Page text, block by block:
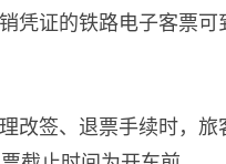
凭证的铁路电子客票
改签、退票手续时，